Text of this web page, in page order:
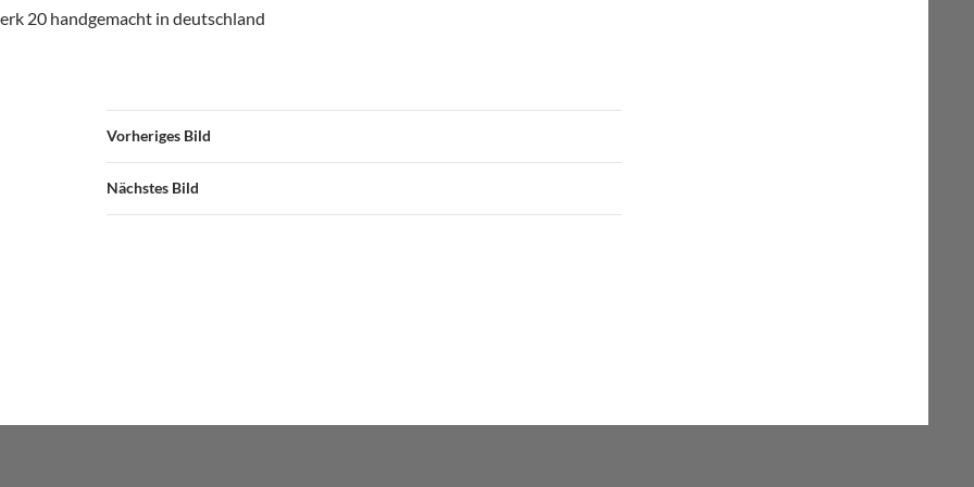
20 handgemacht in deutschland
Vorheriges Bild
Nächstes Bild